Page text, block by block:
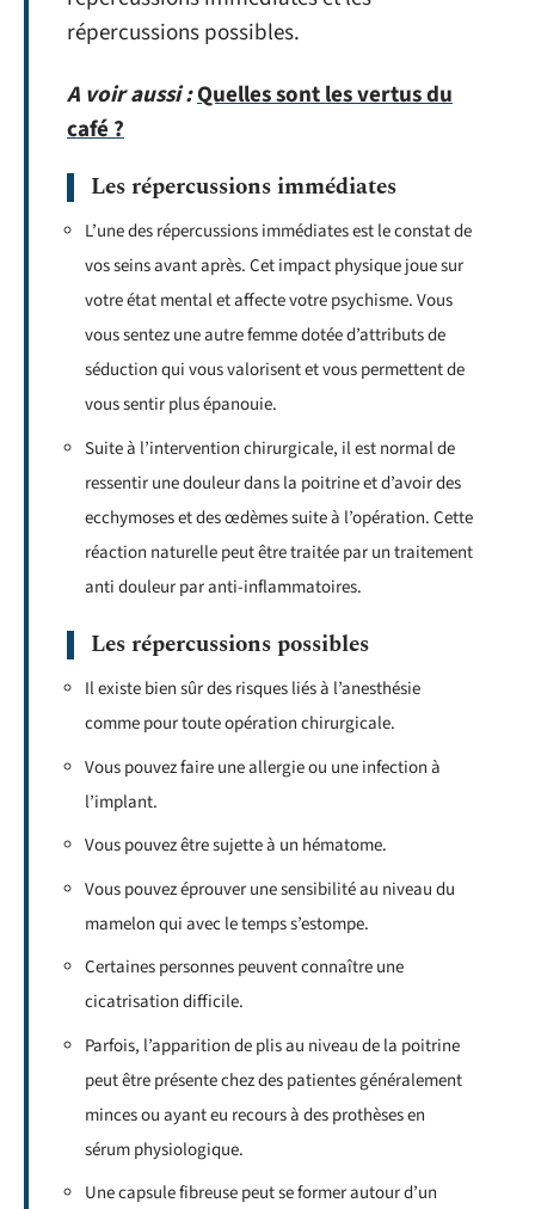
répercussions possibles.
A voir aussi :Quelles sont les vertus du
café ?
Les répercussions immédiates
L’une des répercussions immédiates est le constat de
vos seins avant après. Cet impact physique joue sur
votre état mental et affecte votre psychisme. Vous
vous sentez une autre femme dotée d’attributs de
séduction qui vous valorisent et vous permettent de
vous sentir plus épanouie.
Suite à l’intervention chirurgicale, il est normal de
ressentir une douleur dans la poitrine et d’avoir des
ecchymoses et des œdèmes suite à l’opération. Cette
réaction naturelle peut être traitée par un traitement
anti douleur par anti-inflammatoires.
Les répercussions possibles
Il existe bien sûr des risques liés à l’anesthésie
comme pour toute opération chirurgicale.
Vous pouvez faire une allergie ou une infection à
l’implant.
Vous pouvez être sujette à un hématome.
Vous pouvez éprouver une sensibilité au niveau du
mamelon qui avec le temps s’estompe.
Certaines personnes peuvent connaître une
cicatrisation difficile.
Parfois, l’apparition de plis au niveau de la poitrine
peut être présente chez des patientes généralement
minces ou ayant eu recours à des prothèses en
sérum physiologique.
Une capsule fibreuse peut se former autour d’un